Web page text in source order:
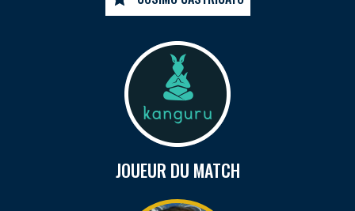
JOUEUR DU MATCH